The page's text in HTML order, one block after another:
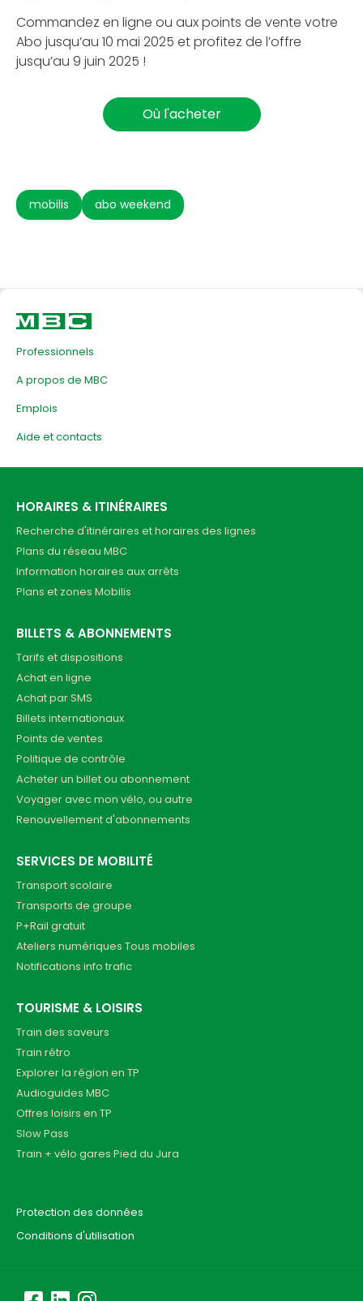
Commandez en ligne ou aux points de vente votre
Abo jusqu’au 10 mai 2025 et profitez de l’offre
jusqu’au 9 juin 2025 !
Où l'acheter
mobilis abo weekend
Professionnels
A propos de MBC
Emplois
Aide et contacts
HORAIRES & ITINÉRAIRES
Recherche d'itinéraires et horaires des lignes
Plans du réseau MBC
Information horaires aux arrêts
Plans et zones Mobilis
BILLETS & ABONNEMENTS
Tarifs et dispositions
Achat en ligne
Achat par SMS
Billets internationaux
Points de ventes
Politique de contrôle
Acheter un billet ou abonnement
Voyager avec mon vélo, ou autre
Renouvellement d'abonnements
SERVICES DE MOBILITÉ
Transport scolaire
Transports de groupe
P+Rail gratuit
Ateliers numériques Tous mobiles
Notifications info trafic
TOURISME & LOISIRS
Train des saveurs
Train rétro
Explorer la région en TP
Audioguides MBC
Offres loisirs en TP
Slow Pass
Train + vélo gares Pied du Jura
Protection des données
Conditions d'utilisation